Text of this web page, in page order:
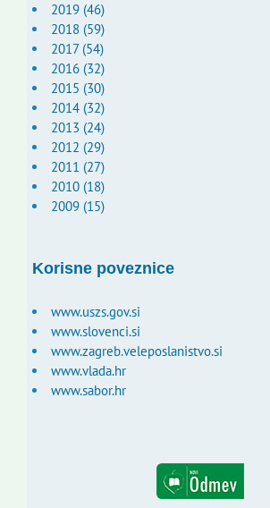
2019 (46)
2018 (59)
2017 (54)
2016 (32)
2015 (30)
2014 (32)
2013 (24)
2012 (29)
2011 (27)
2010 (18)
2009 (15)
Korisne poveznice
www.uszs.gov.si
www.slovenci.si
www.zagreb.veleposlanistvo.si
www.vlada.hr
www.sabor.hr